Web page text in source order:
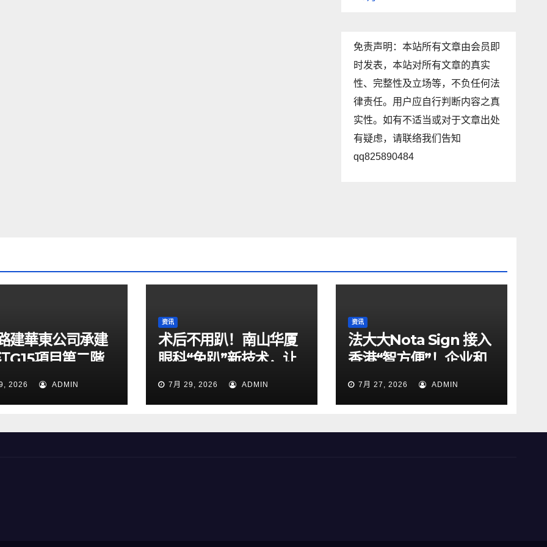
免责声明：本站所有文章由会员即
时发表，本站对所有文章的真实
性、完整性及立场等，不负任何法
律责任。用户应自行判断内容之真
实性。如有不适当或对于文章出处
有疑虑，请联络我们告知
qq825890484
建華東公司承建
G15項目第二階
導改順利完成
2026 ADMIN
资讯
术后不用趴！南山华厦
眼科“免趴”新技术，让
49岁男子解除失明危机
7月 29, 2026 ADMIN
资讯
法大大Nota Sign 接入
香港“智方便”！企业和
居民一站式搞定开户、
7月 27, 2026 ADMIN